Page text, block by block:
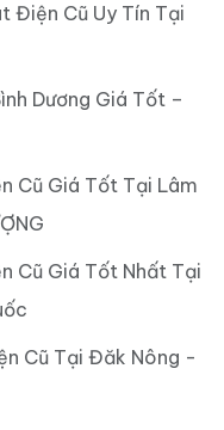
Điện Cũ Uy Tín Tại
Dương Giá Tốt –
Cũ Giá Tốt Tại Lâm
Cũ Giá Tốt Nhất Tại
Cũ Tại Đăk Nông -